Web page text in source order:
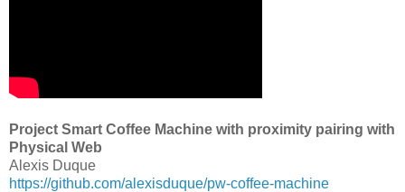
Project Smart Coffee Machine with proximity pairing with
Physical Web
Alexis Duque
https://github.com/alexisduque/pw-coffee-machine